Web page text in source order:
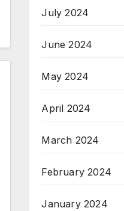
July 2024
June 2024
May 2024
April 2024
March 2024
February 2024
January 2024